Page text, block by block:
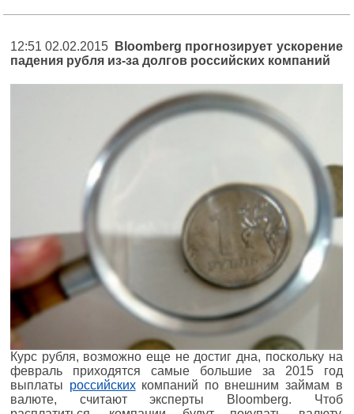
12:51 02.02.2015
Bloomberg прогнозирует ускорение
падения рубля из-за долгов российских компаний
Курс рубля, возможно еще не достиг дна, поскольку на
февраль приходятся самые большие за 2015 год
выплаты российскихкомпаний по внешним займам в
валюте, считают эксперты Bloomberg. Чтоб